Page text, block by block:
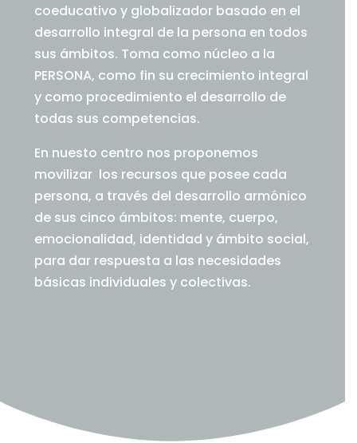
coeducativo y globalizador basado en el
desarrollo integral de la persona en todos
sus ámbitos. Toma como núcleo a la
PERSONA, como fin su crecimiento integral
y como procedimiento el desarrollo de
todas sus competencias.
En nuesto centro nos proponemos
movilizar los recursos que posee cada
persona, a través del desarrollo armónico
de sus cinco ámbitos: mente, cuerpo,
emocionalidad, identidad y ámbito social,
para dar respuesta a las necesidades
básicas individuales y colectivas.